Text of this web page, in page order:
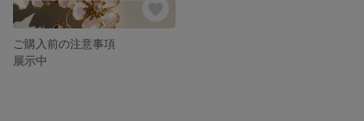
ご購入前の注意事項
展示中